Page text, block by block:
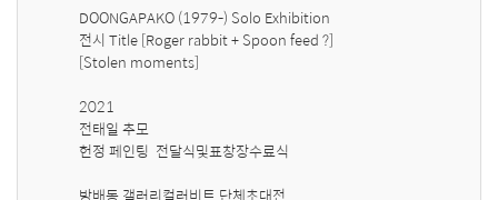
DOONGAPAKO (1979-) Solo Exhibition
전시 Title [Roger rabbit + Spoon feed ?]
[Stolen moments]
2021
전태일 추모
헌정 페인팅  전달식및표창장수료식
방배동 갤러리컬러비트 단체초대전